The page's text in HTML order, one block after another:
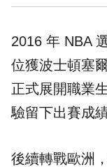
2016 年 NBA
位獲波士頓塞
正式展開職業
驗留下出賽成績
後續轉戰歐洲